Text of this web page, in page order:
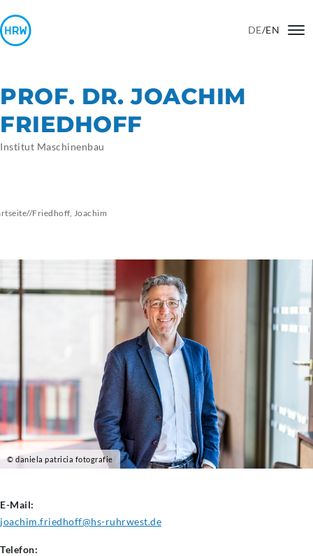
DE/EN
PROF. DR. JOACHIM
FRIEDHOFF
Institut Maschinenbau
//Friedhoff, Joachim
© daniela patricia fotografie
E-Mail:
joachim.friedhoff@hs-ruhrwest.de
Telefon: